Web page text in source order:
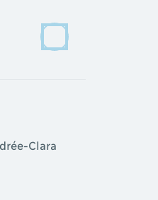
Clara